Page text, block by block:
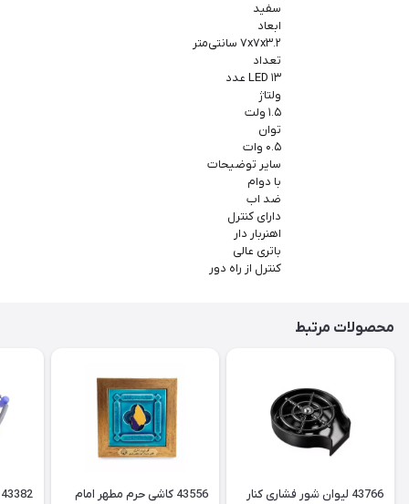
سفید
ابعاد
۷x۷x۳.۲ سانتی‌متر
تعداد
LED ۱۳ عدد
ولتاژ
۱.۵ ولت
توان
۰.۵ وات
سایر توضیحات
با دوام
ضد اب
دارای کنترل
اهنربار دار
باتری عالی
کنترل از راه دور
محصولات مرتبط
43766 لیوان شور فشاری کنار
43556 کاشی حرم مطهر امام